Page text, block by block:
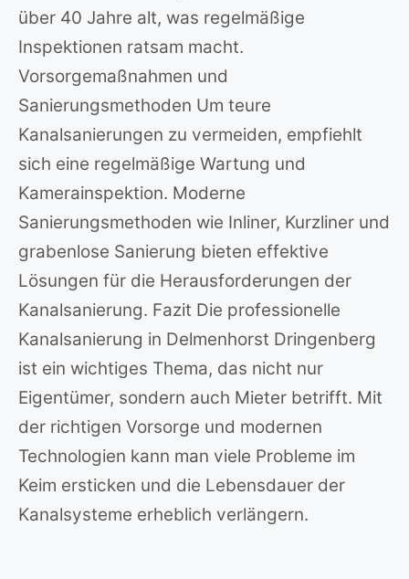
über 40 Jahre alt, was regelmäßige
Inspektionen ratsam macht.
Vorsorgemaßnahmen und
Sanierungsmethoden Um teure
Kanalsanierungen zu vermeiden, empfiehlt
sich eine regelmäßige Wartung und
Kamerainspektion. Moderne
Sanierungsmethoden wie Inliner, Kurzliner und
grabenlose Sanierung bieten effektive
Lösungen für die Herausforderungen der
Kanalsanierung. Fazit Die professionelle
Kanalsanierung in Delmenhorst Dringenberg
ist ein wichtiges Thema, das nicht nur
Eigentümer, sondern auch Mieter betrifft. Mit
der richtigen Vorsorge und modernen
Technologien kann man viele Probleme im
Keim ersticken und die Lebensdauer der
Kanalsysteme erheblich verlängern.